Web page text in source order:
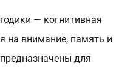
— когнитивная
на внимание, память и
для